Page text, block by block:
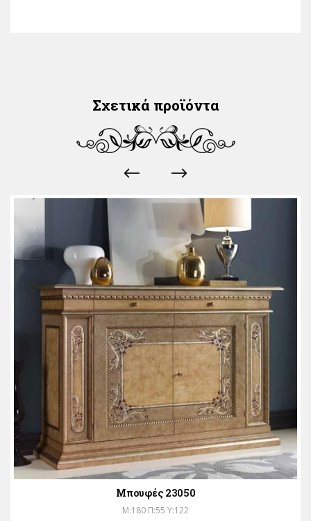
Σχετικά προϊόντα
Μπουφές 23050
Μ:180 Π:55 Υ:122